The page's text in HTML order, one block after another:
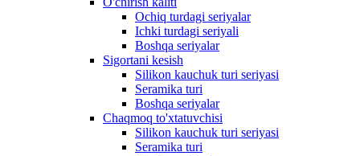
Ochiq turdagi seriyalar
Ichki turdagi seriyali
Boshqa seriyalar
Sigortani kesish
Silikon kauchuk turi seriyasi
Seramika turi
Boshqa seriyalar
Chaqmoq to'xtatuvchisi
Silikon kauchuk turi seriyasi
Seramika turi